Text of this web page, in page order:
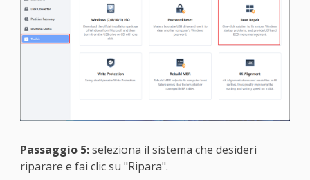
Passaggio 5:seleziona il sistema che desideri
riparare e fai clic su "Ripara".